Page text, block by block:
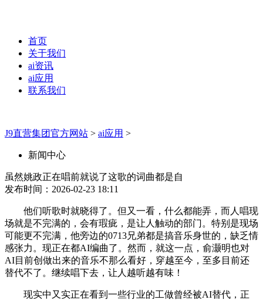
首页
关于我们
ai资讯
ai应用
联系我们
J9直营集团官方网站 > ai应用 >
新闻中心
虽然姚政正在唱前就说了这歌的词曲都是自
发布时间：2026-02-23 18:11
他们听歌时就晓得了。但又一看，什么都能弄，而人唱现
场就是不完满的，会有瑕疵，是让人触动的部门。特别是现场
可能更不完满，他旁边的0713兄弟都是搞音乐身世的，缺乏情
感张力。现正在都AI编曲了。然而，就这一点，俞灏明也对
AI目前创做出来的音乐不那么看好，穿越至今，至多目前还
替代不了。继续唱下去，让人越听越有味！
现实中又实正在看到一些行业的工做曾经被AI替代，正